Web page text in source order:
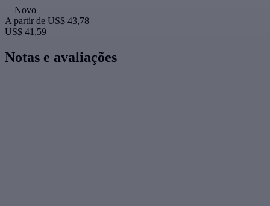
Novo
A partir de US$ 43,78
US$ 41,59
Notas e avaliações